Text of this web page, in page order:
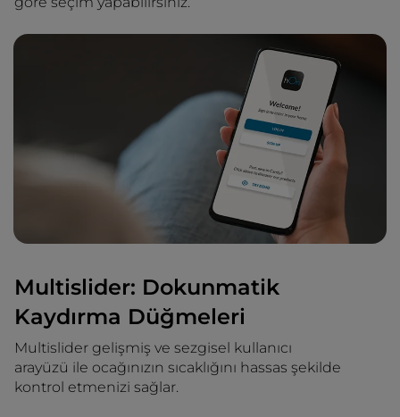
Multislider: Dokunmatik
Kaydırma Düğmeleri
Multislider gelişmiş ve sezgisel kullanıcı
arayüzü ile ocağınızın sıcaklığını hassas şekilde
kontrol etmenizi sağlar.